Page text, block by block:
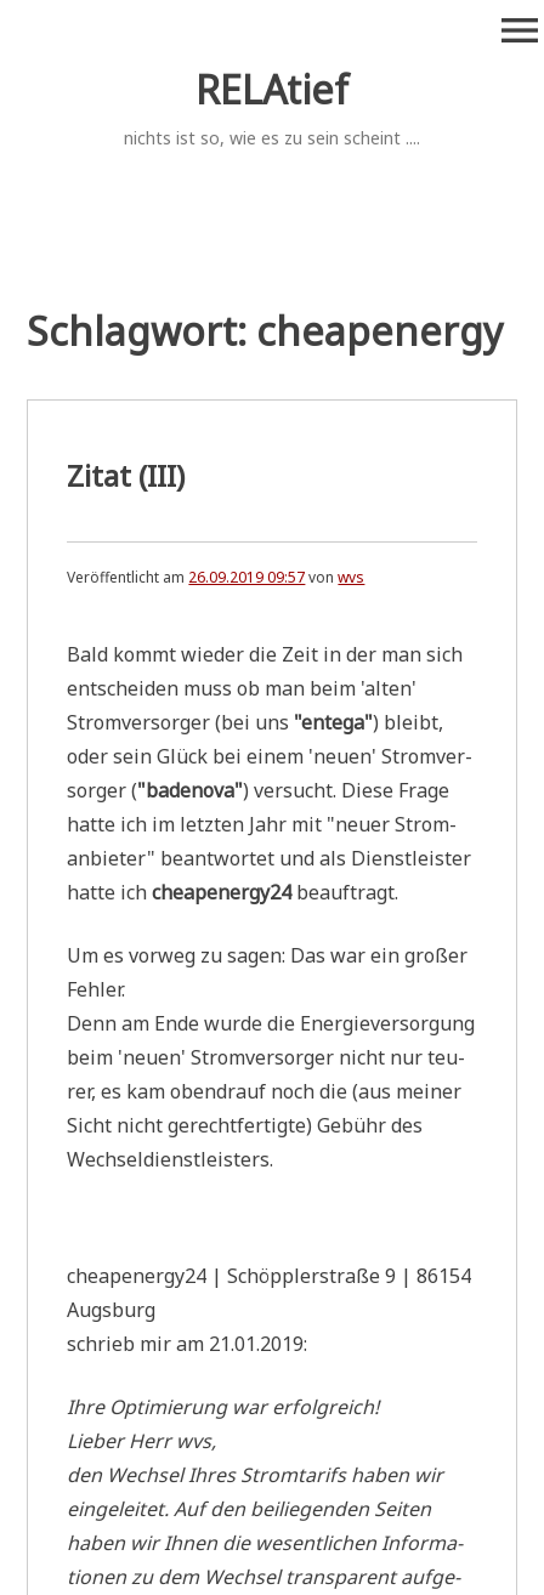
RELAtief
nichts ist so, wie es zu sein scheint ....
menu
Schlagwort: cheapenergy
Zitat (III)
Veröffentlicht am 26.09.2019 09:57vonwvs
Bald kommt wie­der die Zeit in der man sich
ent­schei­den muss ob man beim 'alten'
Strom­ver­sor­ger (bei uns "ente­ga") bleibt,
oder sein Glück bei einem 'neu­en' Strom­ver­
sor­ger ("bade­no­va") ver­sucht. Die­se Fra­ge
hat­te ich im letz­ten Jahr mit "neu­er Strom­
an­bie­ter" beant­wor­tet und als Dienst­lei­ster
hat­te ichcheapenergy24beauftragt.
Um es vor­weg zu sagen: Das war ein gro­ßer
Fehler.
Denn am Ende wur­de die Ener­gie­ver­sor­gung
beim 'neu­en' Strom­ver­sor­ger nicht nur teu­
rer, es kam oben­drauf noch die (aus mei­ner
Sicht nicht gerecht­fer­tig­te) Gebühr des
Wechseldienstleisters.
cheapenergy24 | Schöpp­ler­stra­ße 9 | 86154
Augsburg
schrieb mir am 21.01.2019:
Ihre Opti­mie­rung war erfolgreich!
Lie­ber Herr wvs,
den Wech­sel Ihres Strom­ta­rifs haben wir
ein­ge­lei­tet. Auf den bei­lie­gen­den Sei­ten
haben wir Ihnen die wesent­li­chen Infor­ma­
tio­nen zu dem Wech­sel trans­pa­rent auf­ge­